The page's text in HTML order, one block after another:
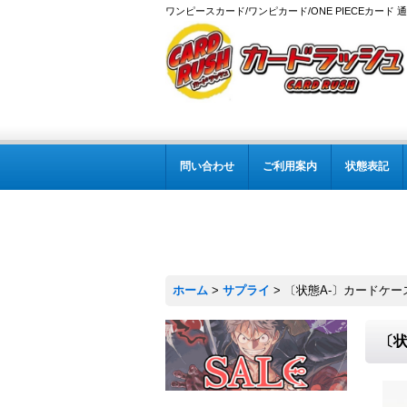
ワンピースカード/ワンピカード/ONE PIECEカード
問い合わせ ご利用案内 状態表記
ホーム > サプライ > 〔状態A-〕カードケ
〔